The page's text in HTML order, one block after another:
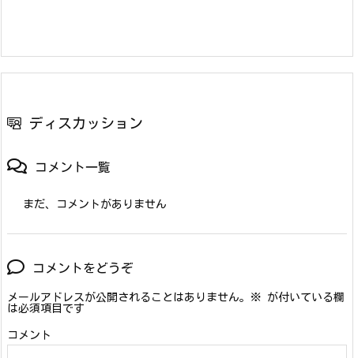
ディスカッション
コメント一覧
まだ、コメントがありません
コメントをどうぞ
メールアドレスが公開されることはありません。 ※ が付いている欄
は必須項目です
コメント